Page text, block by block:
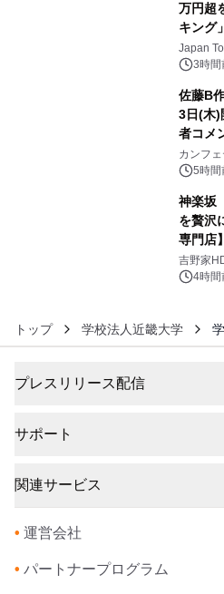
万円超
キング
浴シン
ズ（XL
Japan
3時間
佐藤B
3日(木)
者コメ
カンフ
会社）
5時間
神楽坂
を贅沢
専門店
吉野家
ン 4時間
トップ 学校法人近畿大学
プレスリリース配信
サポート
関連サービス
• 運営会社
• パートナープログラム